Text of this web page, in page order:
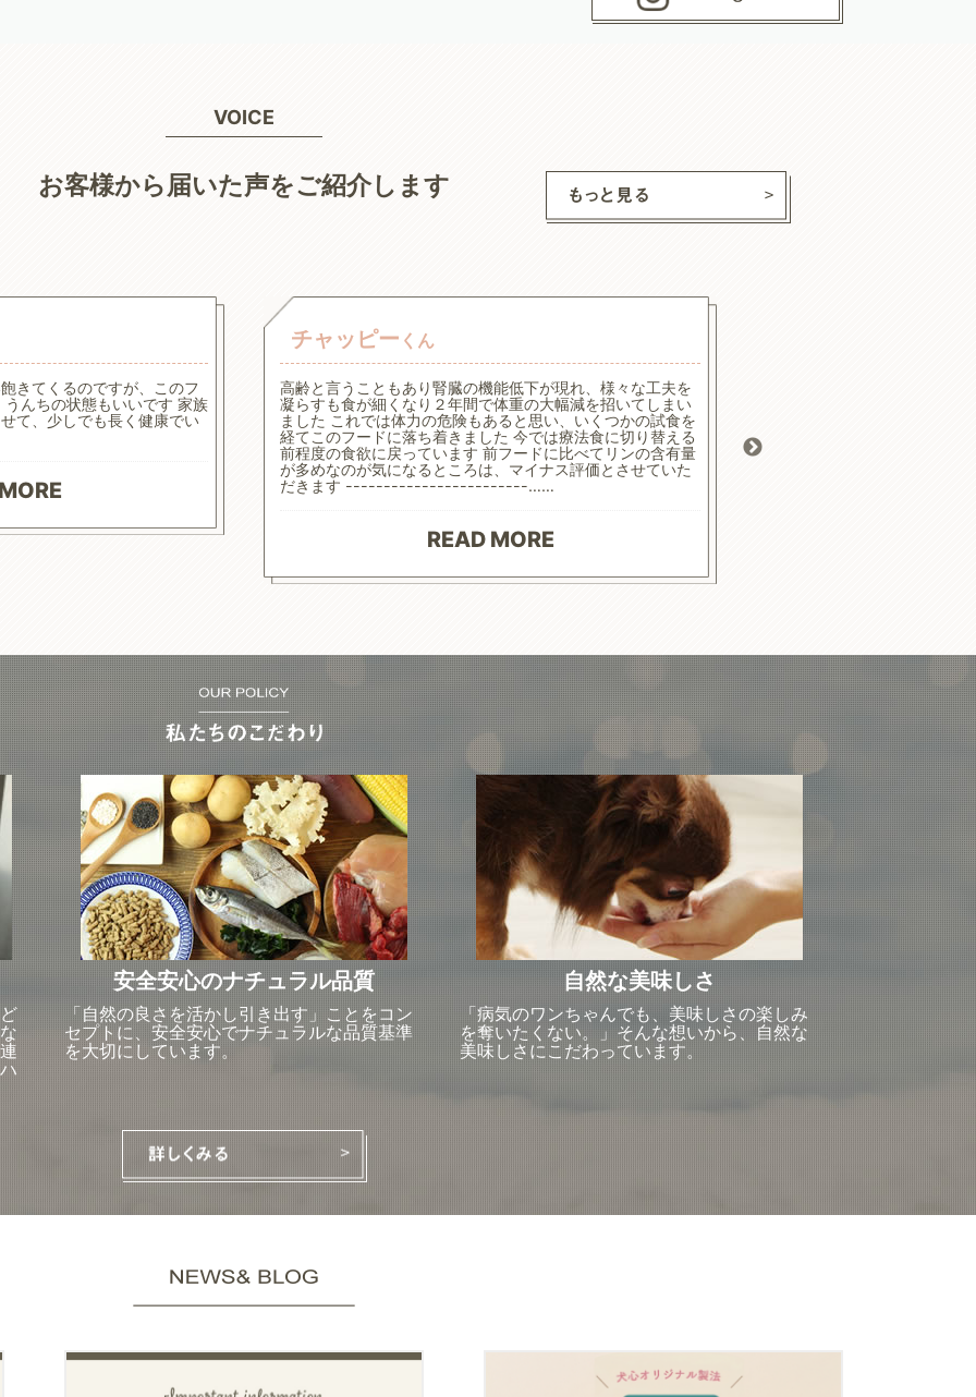
VOICE
お客様から届いた声をご紹介します
きてくるのですが、このフ
んちの状態もいいです 家族
て、少しでも長く健康でい
チャッピー くん
高齢と言うこともあり腎臓の機能低下が現れ、様々な工夫を
凝らすも食が細くなり２年間で体重の大幅減を招いてしまい
ました これでは体力の危険もあると思い、いくつかの試食を
経てこのフードに落ち着きました 今では療法食に切り替える
前程度の食欲に戻っています 前フードに比べてリンの含有量
が多めなのが気になるところは、マイナス評価とさせていた
だきます ------------------------……
READ MORE
安全安心のナチュラル品質
「自然の良さを活かし引き出す」ことをコン
セプトに、安全安心でナチュラルな品質基準
を大切にしています。
自然な美味しさ
「病気のワンちゃんでも、美味しさの楽しみ
を奪いたくない。」そんな想いから、自然な
美味しさにこだわっています。